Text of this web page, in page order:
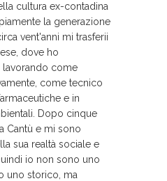
cultura ex-contadina
la generazione
vent'anni mi trasferii
dove ho
come
come tecnico
e in
Dopo cinque
Cantù e mi sono
sua realtà sociale e
io non sono uno
uno storico, ma